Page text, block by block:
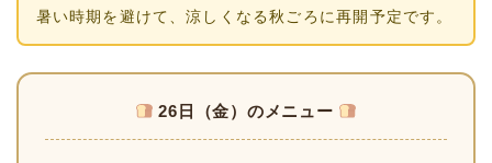
暑い時期を避けて、涼しくなる秋ごろに再開予定です。
26日（金）のメニュー